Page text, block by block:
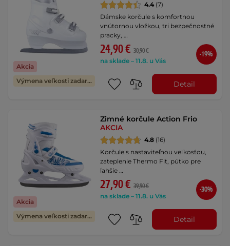
Akcia
Výmena veľkosti zadarmo
4.4 (7)
Dámske korčule s komfortnou
vnútornou vložkou, tri bezpečnostné
pracky, …
24,90 € 30,90 €
na sklade – 11.8. u Vás
-19%
Detail
Akcia
Výmena veľkosti zadarmo
Zimné korčule Action Frio
AKCIA
4.8 (16)
Korčule s nastaviteľnou veľkosťou,
zateplenie Thermo Fit, pútko pre
ľahšie …
27,90 € 39,90 €
na sklade – 11.8. u Vás
-30%
Detail